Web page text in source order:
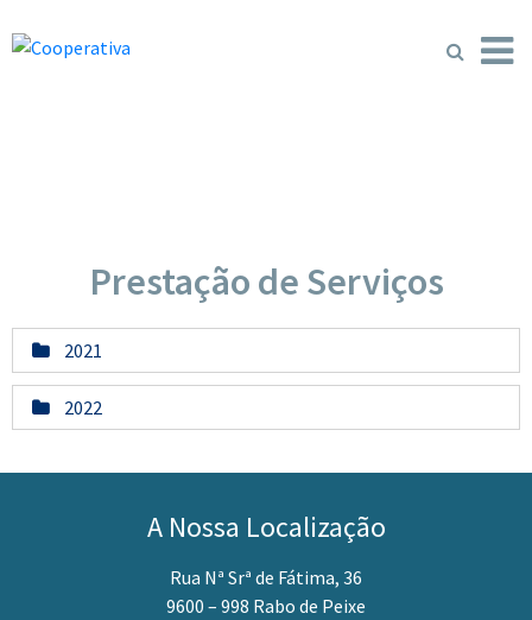
Prestação de Serviços
2021
2022
A Nossa Localização
Rua Nª Srª de Fátima, 36
9600 – 998 Rabo de Peixe